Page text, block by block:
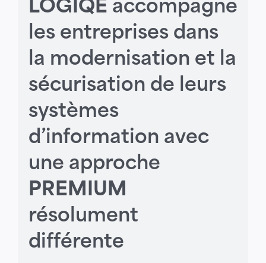
les entreprises dans
la modernisation et la
sécurisation de leurs
systèmes
d’information avec
une approche
PREMIUM
résolument
différente